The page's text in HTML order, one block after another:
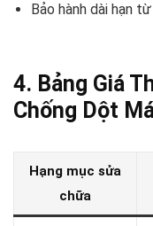
Bảo hành dài hạn
4. Bảng Giá
Chống Dột
Hạng mục sửa
chữa